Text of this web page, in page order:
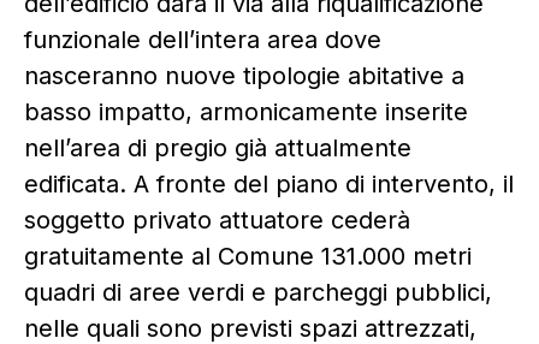
funzionale dell’intera area dove
nasceranno nuove tipologie abitative a
basso impatto, armonicamente inserite
nell’area di pregio già attualmente
edificata. A fronte del piano di intervento, il
soggetto privato attuatore cederà
gratuitamente al Comune 131.000 metri
quadri di aree verdi e parcheggi pubblici,
nelle quali sono previsti spazi attrezzati,